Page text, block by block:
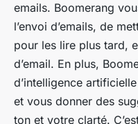
emails. Boomerang
l’envoi d’emails, de
pour les lire plus tard,
d’email. En plus,
d’intelligence
et vous donner des
ton et votre clarté.